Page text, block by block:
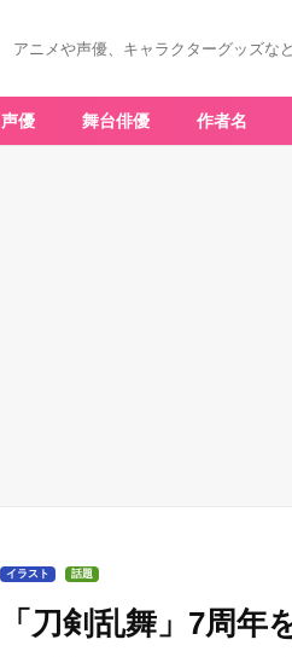
アニメや声優、キャラクターグッズな
声優 舞台俳優 作者名
イラスト 話題
「刀剣乱舞」7周